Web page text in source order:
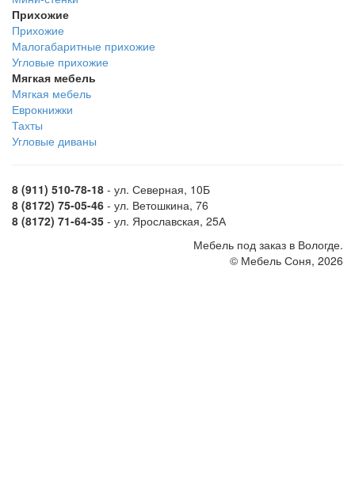
Прихожие
Прихожие
Малогабаритные прихожие
Угловые прихожие
Мягкая мебель
Мягкая мебель
Еврокнижки
Тахты
Угловые диваны
8 (911) 510-78-18 - ул. Северная, 10Б
8 (8172) 75-05-46 - ул. Ветошкина, 76
8 (8172) 71-64-35 - ул. Ярославская, 25А
Мебель под заказ в Вологде.
© Мебель Соня, 2026